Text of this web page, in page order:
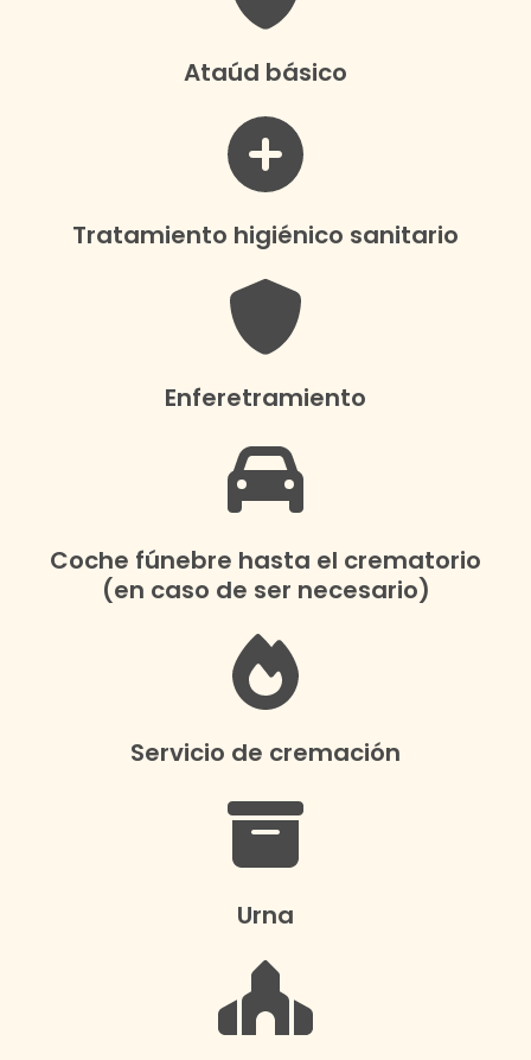
Ataúd básico
Tratamiento higiénico sanitario
Enferetramiento
Coche fúnebre hasta el crematorio
(en caso de ser necesario)
Servicio de cremación
Urna